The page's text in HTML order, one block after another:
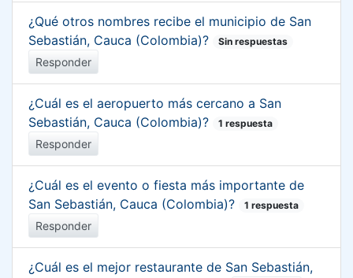
¿Qué otros nombres recibe el municipio de San
Sebastián, Cauca (Colombia)?
Sin respuestas
Responder
¿Cuál es el aeropuerto más cercano a San
Sebastián, Cauca (Colombia)?
1 respuesta
Responder
¿Cuál es el evento o fiesta más importante de
San Sebastián, Cauca (Colombia)?
1 respuesta
Responder
¿Cuál es el mejor restaurante de San Sebastián,